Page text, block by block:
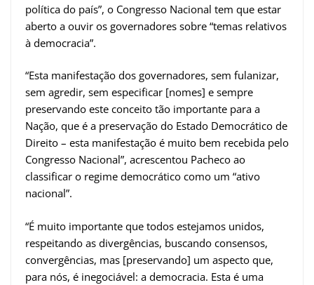
política do país”, o Congresso Nacional tem que estar
aberto a ouvir os governadores sobre “temas relativos
à democracia”.
“Esta manifestação dos governadores, sem fulanizar,
sem agredir, sem especificar [nomes] e sempre
preservando este conceito tão importante para a
Nação, que é a preservação do Estado Democrático de
Direito – esta manifestação é muito bem recebida pelo
Congresso Nacional”, acrescentou Pacheco ao
classificar o regime democrático como um “ativo
nacional”.
“É muito importante que todos estejamos unidos,
respeitando as divergências, buscando consensos,
convergências, mas [preservando] um aspecto que,
para nós, é inegociável: a democracia. Esta é uma